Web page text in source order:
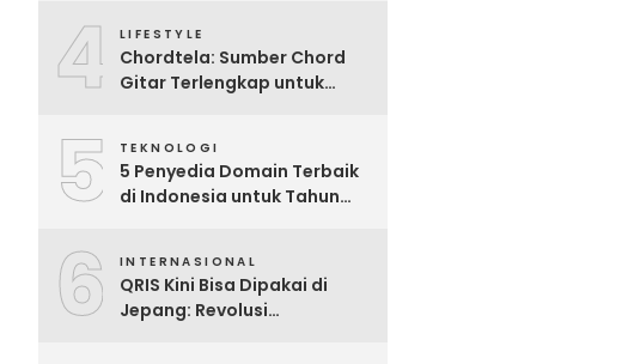
4 LIFESTYLE
Chordtela: Sumber Chord
Gitar Terlengkap untuk
5 TEKNOLOGI
5 Penyedia Domain Terbaik
di Indonesia untuk Tahun
6 INTERNASIONAL
QRIS Kini Bisa Dipakai di
Jepang: Revolusi